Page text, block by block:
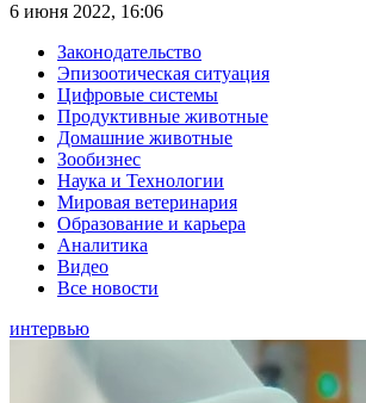
6 июня 2022, 16:06
Законодательство
Эпизоотическая ситуация
Цифровые системы
Продуктивные животные
Домашние животные
Зообизнес
Наука и Технологии
Мировая ветеринария
Образование и карьера
Аналитика
Видео
Все новости
интервью